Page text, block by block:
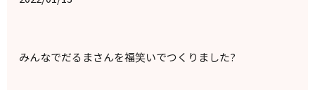
みんなでだるまさんを福笑いでつくりました?